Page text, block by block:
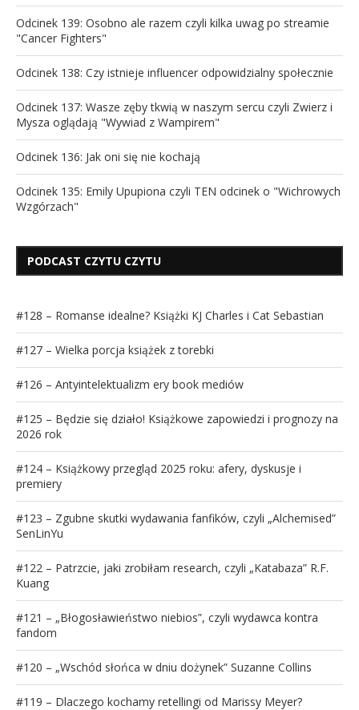
Odcinek 139: Osobno ale razem czyli kilka uwag po streamie
"Cancer Fighters"
Odcinek 138: Czy istnieje influencer odpowidzialny społecznie
Odcinek 137: Wasze zęby tkwią w naszym sercu czyli Zwierz i
Mysza oglądają "Wywiad z Wampirem"
Odcinek 136: Jak oni się nie kochają
Odcinek 135: Emily Upupiona czyli TEN odcinek o "Wichrowych
Wzgórzach"
PODCAST CZYTU CZYTU
#128 – Romanse idealne? Książki KJ Charles i Cat Sebastian
#127 – Wielka porcja książek z torebki
#126 – Antyintelektualizm ery book mediów
#125 – Będzie się działo! Książkowe zapowiedzi i prognozy na
2026 rok
#124 – Książkowy przegląd 2025 roku: afery, dyskusje i
premiery
#123 – Zgubne skutki wydawania fanfików, czyli „Alchemised”
SenLinYu
#122 – Patrzcie, jaki zrobiłam research, czyli „Katabaza” R.F.
Kuang
#121 – „Błogosławieństwo niebios”, czyli wydawca kontra
fandom
#120 – „Wschód słońca w dniu dożynek” Suzanne Collins
#119 – Dlaczego kochamy retellingi od Marissy Meyer?